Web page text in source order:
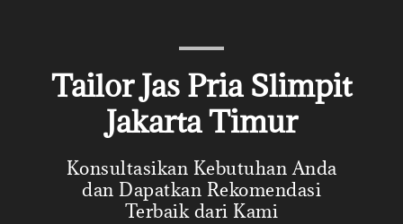
Tailor Jas Pria Slimpit
Jakarta Timur
Konsultasikan Kebutuhan Anda
dan Dapatkan Rekomendasi
Terbaik dari Kami